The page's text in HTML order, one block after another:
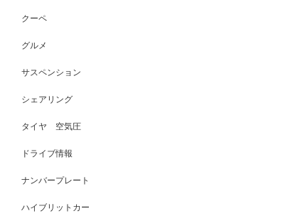
クーペ
グルメ
サスペンション
シェアリング
タイヤ 空気圧
ドライブ情報
ナンバープレート
ハイブリットカー